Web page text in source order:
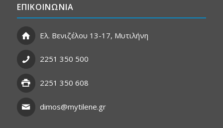
ΕΠΙΚΟΙΝΩΝΙΑ
Ελ. Βενιζέλου 13-17, Μυτιλήνη
2251 350 500
2251 350 608
dimos@mytilene.gr